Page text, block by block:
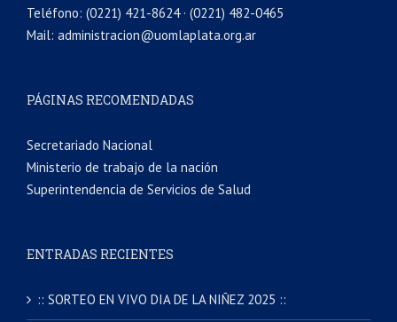
Teléfono: (0221) 421-8624 · (0221) 482-0465
Mail: administracion@uomlaplata.org.ar
PÁGINAS RECOMENDADAS
Secretariado Nacional
Ministerio de trabajo de la nación
Superintendencia de Servicios de Salud
ENTRADAS RECIENTES
:: SORTEO EN VIVO DIA DE LA NIÑEZ 2025 ::